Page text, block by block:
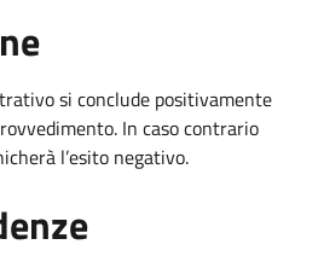
si conclude positivamente
In caso contrario
l’esito negativo.